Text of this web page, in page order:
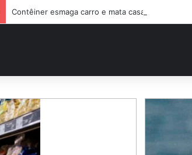
Contêiner esmaga carro e mata casal na BR-470;